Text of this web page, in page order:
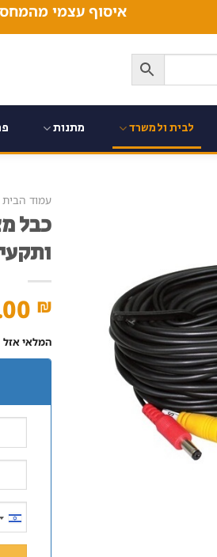
איסוף עצמי
לבית ולמשרד מתנות
עמוד הבית
₪
המלאי אזל